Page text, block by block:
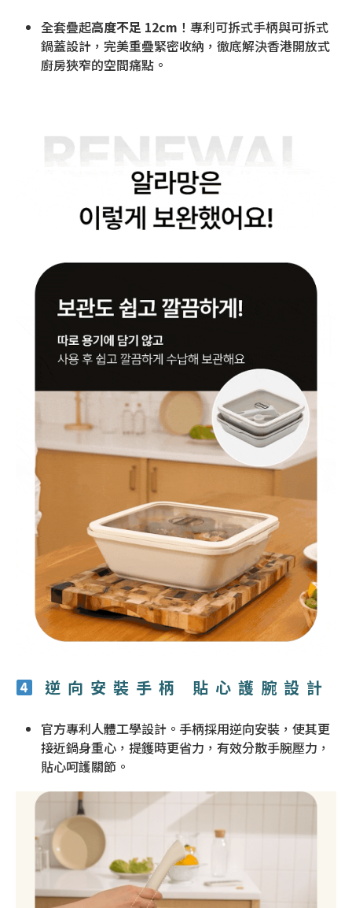
全套疊起高度不足 12cm ！專利可拆式手柄與可拆式
鍋蓋設計，完美重疊緊密收納，徹底解決香港開放式
廚房狹窄的空間痛點。
逆向安裝手柄 貼心護腕設計
官方專利人體工學設計。手柄採用逆向安裝，使其更
接近鍋身重心，提鑊時更省力，有效分散手腕壓力，
貼心呵護關節。